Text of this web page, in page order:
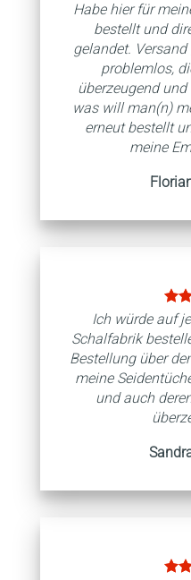
Habe hier für
bestellt und
gelandet.
problemlos,
überzeugend
was will man(n)
erneut bestellt
meine
Ich würde auf
Schalfabrik
Bestellung über
meine
und auch